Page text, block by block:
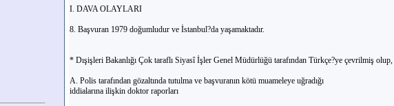
I. DAVA OLAYLARI
8. Başvuran 1979 doğumludur ve İstanbul?da yaşamaktadır.
* Dışişleri Bakanlığı Çok taraflı Siyasî İşler Genel Müdürlüğü tarafından Türkçe?ye çevrilmiş olup,
A. Polis tarafından gözaltında tutulma ve başvuranın kötü muameleye uğradığı
iddialarına ilişkin doktor raporları